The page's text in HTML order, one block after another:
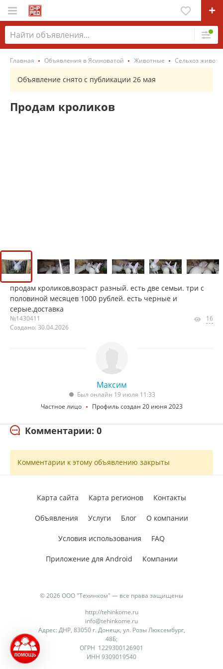
Главная Объявления в Ясиноватой Животные Сельхоз
Объявление снято с публикации 26 мая
Продам кроликов
продам кроликов,возраст разный. есть две семьи. три с
половиной месяцев 1000 рублей. есть черные и
серые.доставка
№1430411
Создано: 30.04.2026
16
Максим
Был онлайн 19 июля 11:33
Частное лицо
Профиль создан 20 июня 2023
Комментарии: 0
Комментарии к этому объявлению закрыты
© 2026 ООО "Техинком" — все права защищены
http://tehinkome.ru
info@tehinkome.ru
Адрес: ДНР, 83050 г. Донецк, ул. Розы Люксембург,
48Б;
ОГРН 1229300126901
ИНН 9309019540
Карта сайта Карта регионов Контакты
Объявления Услуги Блог О компании
Условия использования FAQ
Приложение для Android Компании